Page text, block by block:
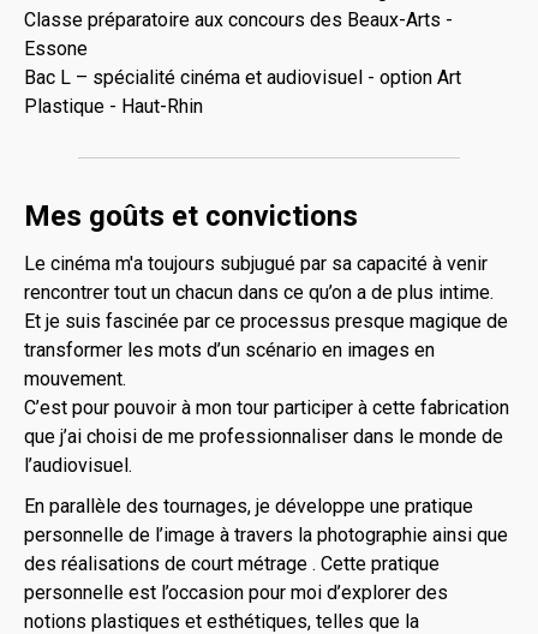
Classe préparatoire aux concours des Beaux-Arts -
Essone
Bac L – spécialité cinéma et audiovisuel - option Art
Plastique - Haut-Rhin
Mes goûts et convictions
Le cinéma m'a toujours subjugué par sa capacité à venir
rencontrer tout un chacun dans ce qu’on a de plus intime.
Et je suis fascinée par ce processus presque magique de
transformer les mots d’un scénario en images en
mouvement.
C’est pour pouvoir à mon tour participer à cette fabrication
que j’ai choisi de me professionnaliser dans le monde de
l’audiovisuel.
En parallèle des tournages, je développe une pratique
personnelle de l’image à travers la photographie ainsi que
des réalisations de court métrage . Cette pratique
personnelle est l’occasion pour moi d’explorer des
notions plastiques et esthétiques, telles que la